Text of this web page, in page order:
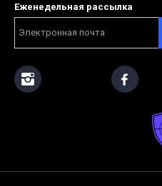
Еженедельная рассылка